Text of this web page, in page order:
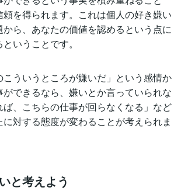
を得られます。これは個人の好き嫌い
から、あなたの価値を認めるという点に
いうことです。
ういうところが嫌いだ」という感情か
ができるなら、嫌いとか言っていられな
、こちらの仕事が回らなくなる」など
対する態度が変わることが考えられま
と考えよう